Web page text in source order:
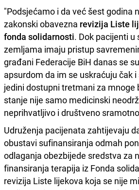
"Podsjećamo i da već šest godina
zakonski obavezna revizija Liste
fonda solidarnosti. Dok pacijenti u
zemljama imaju pristup
građani Federacije BiH danas se
apsurdom da im se uskraćuju čak
jedini dostupni tretmani za mnoge
stanje nije samo medicinski
neprihvatljivo i društveno
Udruženja pacijenata zahtijevaju
obustavi sufinansiranja odmah
odlaganja obezbijede sredstva za
finansiranja terapija iz Fonda
revizija Liste lijekova koja se nije